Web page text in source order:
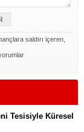
saldırı içeren,
Tesisiyle Küresel